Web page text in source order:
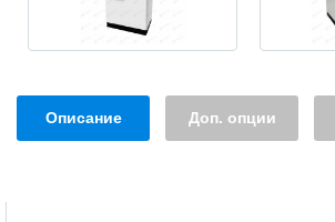
Описание Доп. опции